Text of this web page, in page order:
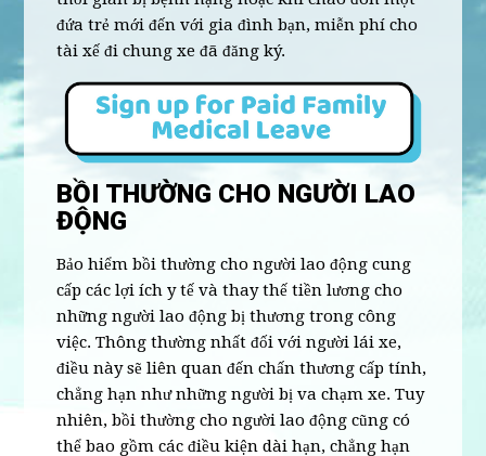
đứa trẻ mới đến với gia đình bạn, miễn phí cho
tài xế đi chung xe đã đăng ký.
BỒI THƯỜNG CHO NGƯỜI LAO
ĐỘNG
Bảo hiểm bồi thường cho người lao động cung
cấp các lợi ích y tế và thay thế tiền lương cho
những người lao động bị thương trong công
việc. Thông thường nhất đối với người lái xe,
điều này sẽ liên quan đến chấn thương cấp tính,
chẳng hạn như những người bị va chạm xe. Tuy
nhiên, bồi thường cho người lao động cũng có
thể bao gồm các điều kiện dài hạn, chẳng hạn